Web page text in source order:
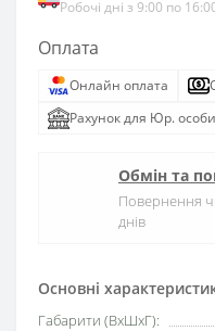
Основні
Габарити (ВхШхГ):
Робочі дні з 9:00 по
Оплата
Онлайн оплата
Рахунок для Юр. особи
Обмін та
Повернення
днів